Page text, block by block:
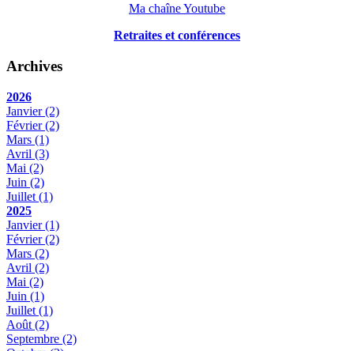
Ma chaîne Youtube
Retraites et conférences
Archives
2026
Janvier(2)
Février(2)
Mars (1)
Avril (3)
Mai (2)
Juin (2)
Juillet (1)
2025
Janvier(1)
Février(2)
Mars (2)
Avril (2)
Mai (2)
Juin (1)
Juillet (1)
Août (2)
Septembre (2)